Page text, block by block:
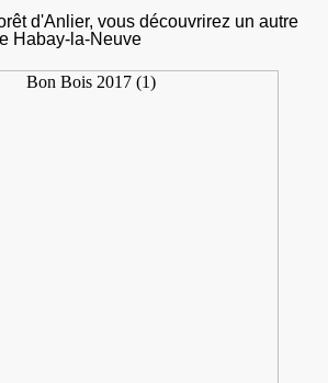
d'Anlier, vous découvrirez un autre
Habay-la-Neuve